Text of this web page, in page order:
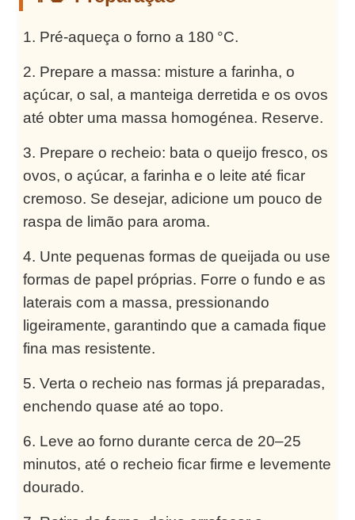
Pré-aqueça o forno a 180 °C.
Prepare a massa: misture a farinha, o
açúcar, o sal, a manteiga derretida e os ovos
até obter uma massa homogénea. Reserve.
Prepare o recheio: bata o queijo fresco, os
ovos, o açúcar, a farinha e o leite até ficar
cremoso. Se desejar, adicione um pouco de
raspa de limão para aroma.
Unte pequenas formas de queijada ou use
formas de papel próprias. Forre o fundo e as
laterais com a massa, pressionando
ligeiramente, garantindo que a camada fique
fina mas resistente.
Verta o recheio nas formas já preparadas,
enchendo quase até ao topo.
Leve ao forno durante cerca de 20–25
minutos, até o recheio ficar firme e levemente
dourado.